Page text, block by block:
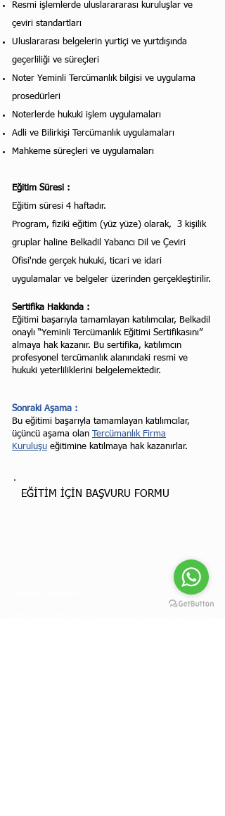
Resmi işlemlerde uluslarararası kuruluşlar ve
çeviri standartları
Uluslararası belgelerin yurtiçi ve yurtdışında
geçerliliği ve süreçleri
Noter Yeminli Tercümanlık bilgisi ve uygulama
prosedürleri
Noterlerde hukuki işlem uygulamaları
Adli ve Bilirkişi Tercümanlık uygulamaları
Mahkeme süreçleri ve uygulamaları
Eğitim Süresi :
Eğitim süresi 4 haftadır.
Program, fiziki eğitim (yüz yüze) olarak, 3 kişilik
gruplar haline Belkadil Yabancı Dil ve Çeviri
Ofisi'nde gerçek hukuki, ticari ve idari
uygulamalar ve belgeler üzerinden gerçekleştirilir.
Sertifika Hakkında :
Eğitimi başarıyla tamamlayan katılımcılar, Belkadil
onaylı “Yeminli Tercümanlık Eğitimi Sertifikasını”
almaya hak kazanır. Bu sertifika, katılımcın
profesyonel tercümanlık alanındaki resmi ve
hukuki yeterliliklerini belgelemektedir.
Sonraki Aşama :
Bu eğitimi başarıyla tamamlayan katılımcılar,
üçüncü aşama olan Tercümanlık Firma
Kuruluşu eğitimine katılmaya hak kazanırlar.
EĞİTİM İÇİN BAŞVURU FORMU